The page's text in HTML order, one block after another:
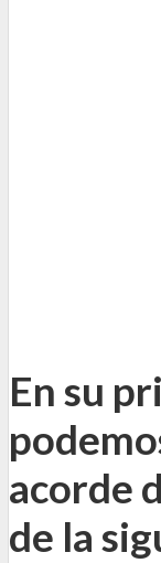
En su
acorde
de la